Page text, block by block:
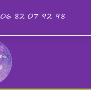
06 82 07 92 98